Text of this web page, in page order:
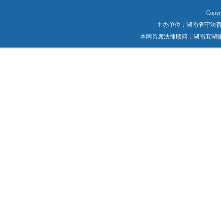
主办单位：湖南省守法
本网首席法律顾问：湖南五湖